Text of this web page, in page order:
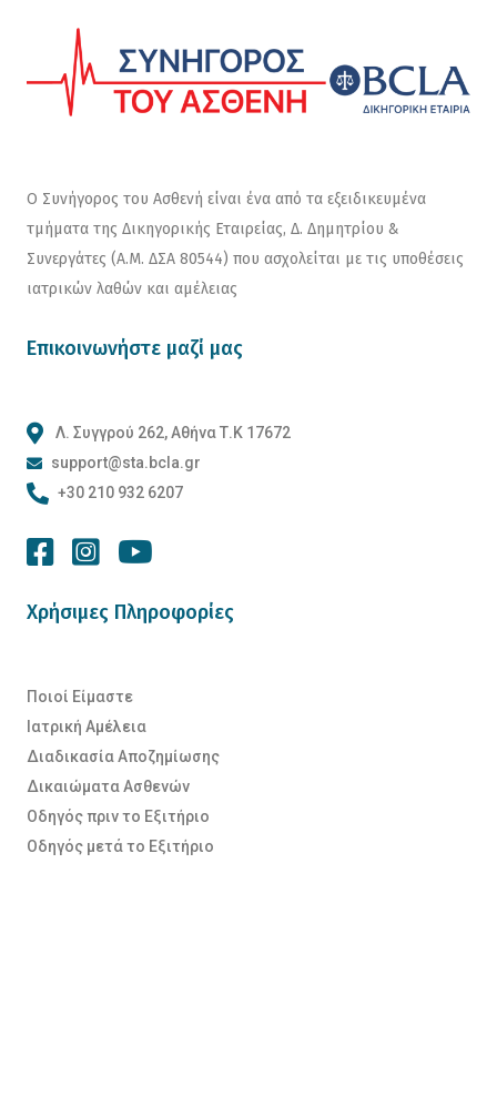
Ο Συνήγορος του Ασθενή είναι ένα από τα εξειδικευμένα
τμήματα της Δικηγορικής Εταιρείας, Δ. Δημητρίου &
Συνεργάτες (Α.Μ. ΔΣΑ 80544) που ασχολείται με τις υποθέσεις
ιατρικών λαθών και αμέλειας
Επικοινωνήστε μαζί μας
Λ. Συγγρού 262, Αθήνα Τ.Κ 17672
support@sta.bcla.gr
+30 210 932 6207
Χρήσιμες Πληροφορίες
Ποιοί Είμαστε
Ιατρική Αμέλεια
Διαδικασία Αποζημίωσης
Δικαιώματα Ασθενών
Οδηγός πριν το Εξιτήριο
Οδηγός μετά το Εξιτήριο